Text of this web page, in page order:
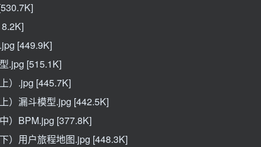
[449.9K]
.jpg [515.1K]
）.jpg [445.7K]
漏斗模型.jpg [442.5K]
）BPM.jpg [377.8K]
用户旅程地图.jpg [448.3K]